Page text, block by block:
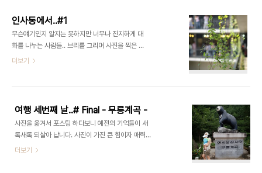
인사동에서..#1
무슨얘기인지 알지는 못하지만 너무나 진지하게 대
화를 나누는 사람들.. 브리를 그리며 사진을 찍은 외
국인.. 인사동의 명물이란다.. 항상 사진으로만 봐오
동행하는 우리 가족... 찬이와 함께 다니면서 셔터수
가 많이 줄기는 했지만.. 그래도 함께한다는데 큰 의
미가 있다. 찬이가 커갈수록 엄마는 더 힘들어요.. 민
찬쟁이.. =) . . . @ 인사동에서 | 060902 [추억 보
관 프로젝트]
더보기
여행 세번째 날..# Final - 무릉계곡 -
사진을 옮겨서 포스팅 하다보니 예전의 기억들이 새
록새록 되살아 납니다. 사진이 가진 큰 힘이자 매력이
겠지요? 지금 올라가는 포스팅은 2006년 여름휴가
더보기